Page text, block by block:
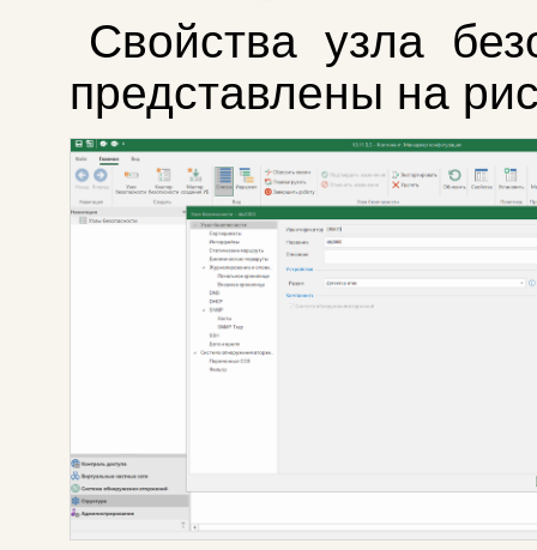
Свойства узла
представлены на